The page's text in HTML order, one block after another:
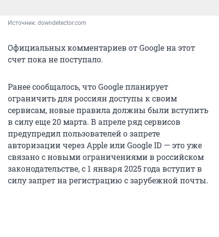
Источник: downdetector.com
Официальных комментариев от Google на этот
счет пока не поступало.
Ранее сообщалось, что Google планирует
ограничить для россиян доступы к своим
сервисам, новые правила должны были вступить
в силу еще 20 марта. В апреле ряд сервисов
предупредил пользователей о запрете
авторизации через Apple или Google ID — это уже
связано с новыми ограничениями в российском
законодательстве, с 1 января 2025 года вступит в
силу запрет на регистрацию с зарубежной почты.